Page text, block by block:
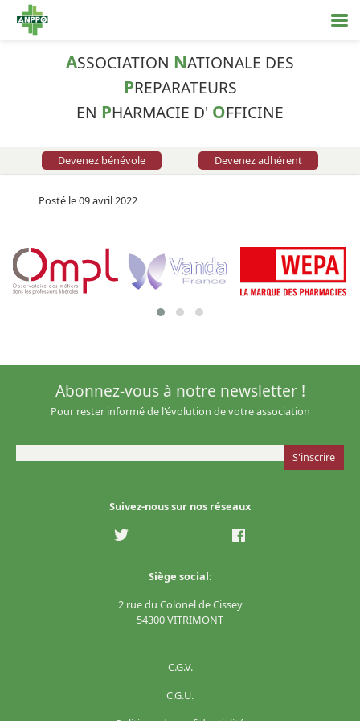
ASSOCIATION NATIONALE DES
PREPARATEURS
EN PHARMACIE D' OFFICINE
Devenez bénévole Devenez adhérent
Posté le 09 avril 2022
Suivez-nous sur nos réseaux
Siège social:
2 rue du Colonel de Cissey
54300 VITRIMONT
Abonnez-vous à notre newsletter !
Pour rester informé de l'évolution de votre association
C.G.V.
C.G.U.